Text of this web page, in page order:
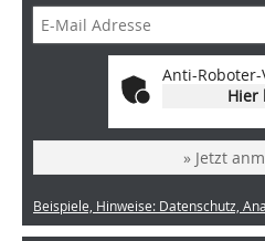
Anti-
Hier
» Jetzt
Beispiele, Hinweise: Datenschutz,